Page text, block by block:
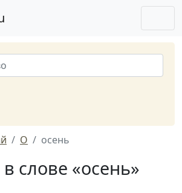
О осень
слове «осень»